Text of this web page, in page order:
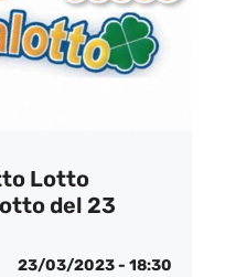
Lotto
del 23
23/03/2023 - 18:30